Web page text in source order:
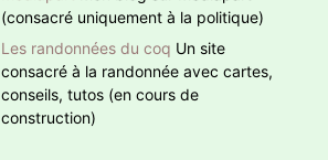
(consacré uniquement à la politique)
Les randonnées du coq Un site
consacré à la randonnée avec cartes,
conseils, tutos (en cours de
construction)